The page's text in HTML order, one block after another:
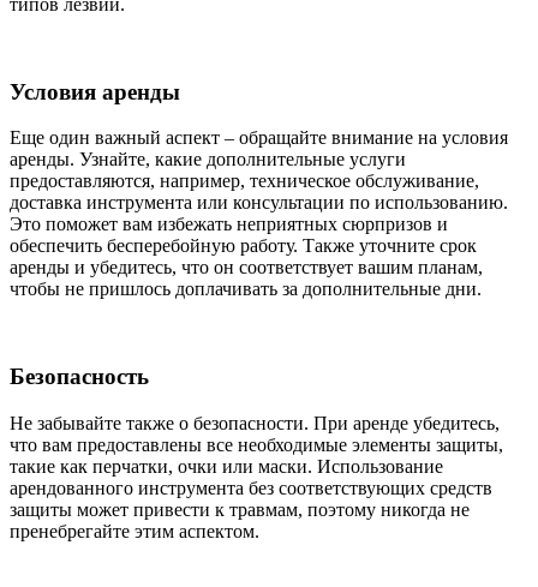
Условия аренды
Еще один важный аспект – обращайте внимание на условия
аренды. Узнайте, какие дополнительные услуги
предоставляются, например, техническое обслуживание,
доставка инструмента или консультации по использованию.
Это поможет вам избежать неприятных сюрпризов и
обеспечить бесперебойную работу. Также уточните срок
аренды и убедитесь, что он соответствует вашим планам,
чтобы не пришлось доплачивать за дополнительные дни.
Безопасность
Не забывайте также о безопасности. При аренде убедитесь,
что вам предоставлены все необходимые элементы защиты,
такие как перчатки, очки или маски. Использование
арендованного инструмента без соответствующих средств
защиты может привести к травмам, поэтому никогда не
пренебрегайте этим аспектом.